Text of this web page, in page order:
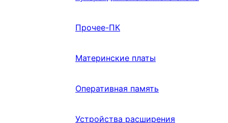
Прочее-ПК
Материнские платы
Оперативная память
Устройства расширения